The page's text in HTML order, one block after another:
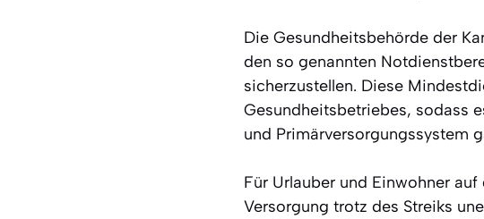
Die Gesundheitsbehörde der
den so genannten
sicherzustellen. Diese
Gesundheitsbetriebes, sodass
und Primärversorgungssystem
Für Urlauber und Einwohner
Versorgung trotz des Streiks